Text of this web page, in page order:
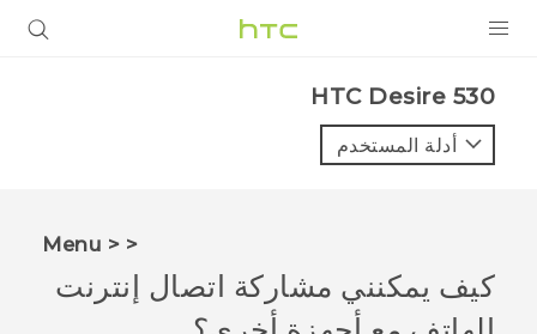
VIVE
VIVERSE
HTC Desire 530‎
أدلة المستخدم
< < Menu
كيف يمكنني مشاركة اتصال إنترنت